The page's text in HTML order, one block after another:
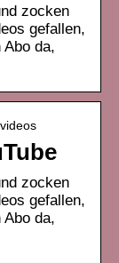
zocken
gefallen,
da,
zocken
gefallen,
da,